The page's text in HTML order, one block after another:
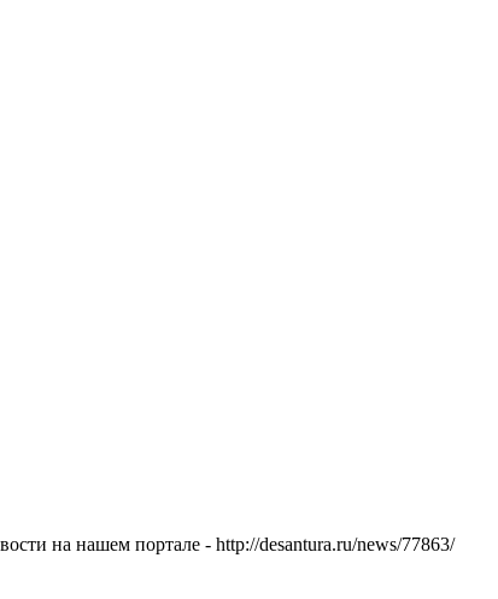
на нашем портале - http://desantura.ru/news/77863/